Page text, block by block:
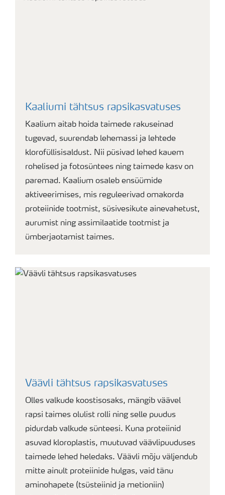
Kaaliumi tähtsus rapsikasvatuses
Kaalium aitab hoida taimede rakuseinad
tugevad, suurendab lehemassi ja lehtede
klorofüllisisaldust. Nii püsivad lehed kauem
rohelised ja fotosüntees ning taimede kasv on
paremad. Kaalium osaleb ensüümide
aktiveerimises, mis reguleerivad omakorda
proteiinide tootmist, süsivesikute ainevahetust,
aurumist ning assimilaatide tootmist ja
ümberjaotamist taimes.
Väävli tähtsus rapsikasvatuses
Olles valkude koostisosaks, mängib väävel
rapsi taimes olulist rolli ning selle puudus
pidurdab valkude sünteesi. Kuna proteiinid
asuvad kloroplastis, muutuvad väävlipuuduses
taimede lehed heledaks. Väävli mõju väljendub
mitte ainult proteiinide hulgas, vaid tänu
aminohapete (tsüsteiinid ja metioniin)